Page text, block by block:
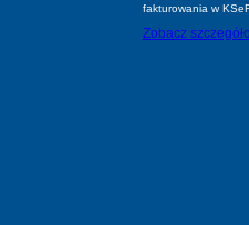
fakturowania w
Zobacz